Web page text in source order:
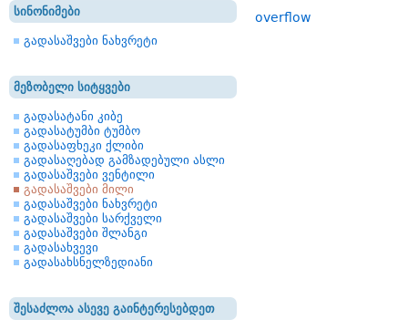
სინონიმები
გადასაშვები ნახვრეტი
მეზობელი სიტყვები
გადასატანი კიბე
გადასატუმბი ტუმბო
გადასაფხეკი ქლიბი
გადასაღებად გამზადებული ასლი
გადასაშვები ვენტილი
გადასაშვები მილი
გადასაშვები ნახვრეტი
გადასაშვები სარქველი
გადასაშვები შლანგი
გადასახვევი
გადასახსნელზედიანი
შესაძლოა ასევე გაინტერესებდეთ
overflow